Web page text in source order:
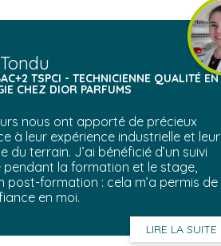
TSPCI - TECHNICIENNE QUALITÉ EN
CHEZ DIOR PARFUMS
nous ont apporté de précieux
à leur expérience industrielle et leur
du terrain. J’ai bénéficié d’un suivi
pendant la formation et le stage,
post-formation : cela m’a permis de
en moi.
LIRE LA SUITE